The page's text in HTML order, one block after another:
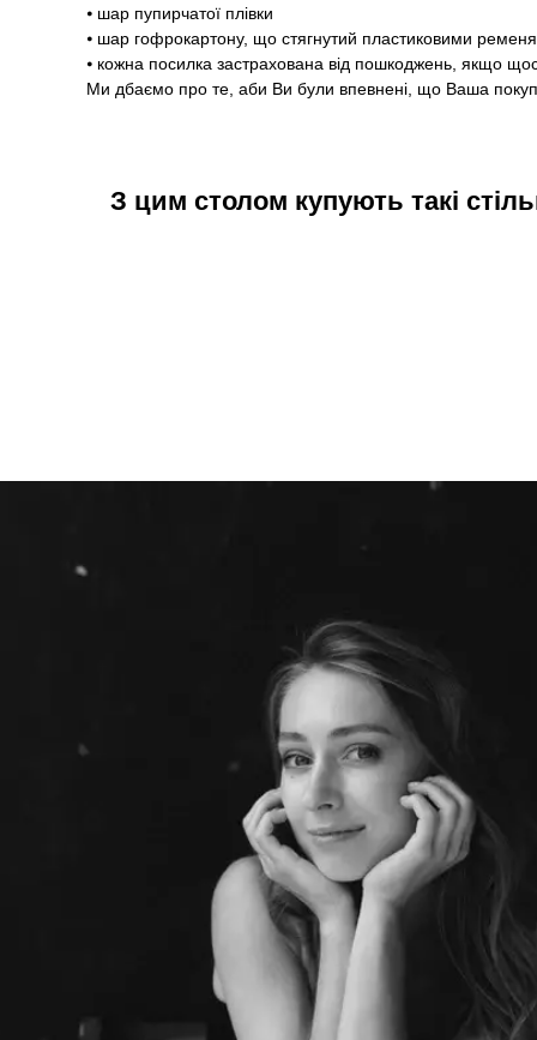
⦁ шар пупирчатої плівки
⦁ шар гофрокартону, що стягнутий пластиковими
⦁ кожна посилка застрахована від пошкоджень, якщо
Ми дбаємо про те, аби Ви були впевнені, що Ваша
З цим столом купують такі